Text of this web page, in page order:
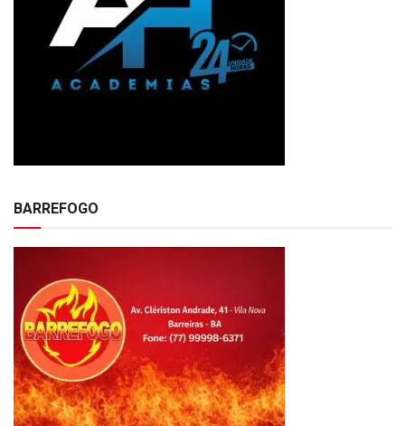
BARREFOGO